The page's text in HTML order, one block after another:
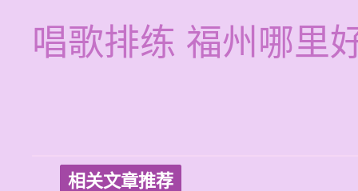
唱歌排练 福州哪里
相关文章推荐